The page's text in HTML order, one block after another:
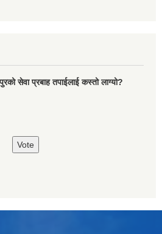
सेवा प्रबाह तपाईलाई कस्तो लाग्यो?